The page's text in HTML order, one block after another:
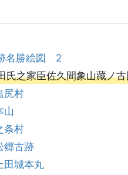
名勝絵図 2
氏之家臣佐久間象山藏ノ
尻村
山
条村
郷古跡
田城本丸